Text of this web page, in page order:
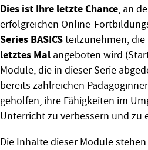
Dies ist Ihre letzte Chance, an
erfolgreichen Online-
Series BASICSteilzunehmen, die
letztes Mal angeboten wird
Module, die in dieser Serie
bereits zahlreichen
geholfen, ihre Fähigkeiten im
Unterricht zu verbessern und zu
Die Inhalte dieser Module